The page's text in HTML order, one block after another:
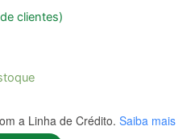
clientes)
a Linha de Crédito. Saiba mais